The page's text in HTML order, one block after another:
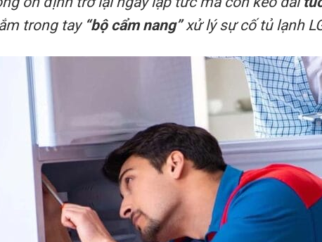
trong tay “bộ cẩm nang”xử lý sự cố tủ lạnh